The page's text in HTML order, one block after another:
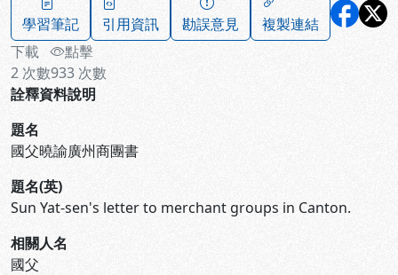
學習筆記 引用資訊 勘誤意見
複製連結
下載
2 次數
點擊
933 次數
詮釋資料說明
題名
國父曉諭廣州商團書
題名(英)
Sun Yat-sen's letter to merchant groups in Canton.
相關人名
國父